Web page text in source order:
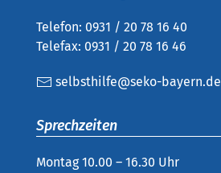
Telefon: 0931 / 20 78 16 40
Telefax: 0931 / 20 78 16 46
selbsthilfe@seko-bayern.de
Sprechzeiten
Montag 10.00 – 16.30 Uhr